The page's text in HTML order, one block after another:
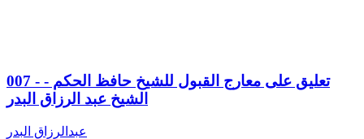
007 - تعليق على معارج القبول للشيخ حافظ الحكم -
الشيخ عبد الرزاق البدر
عبدالرزاق البدر